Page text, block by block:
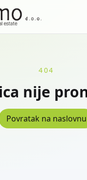
404
nije
Povratak na naslovnu